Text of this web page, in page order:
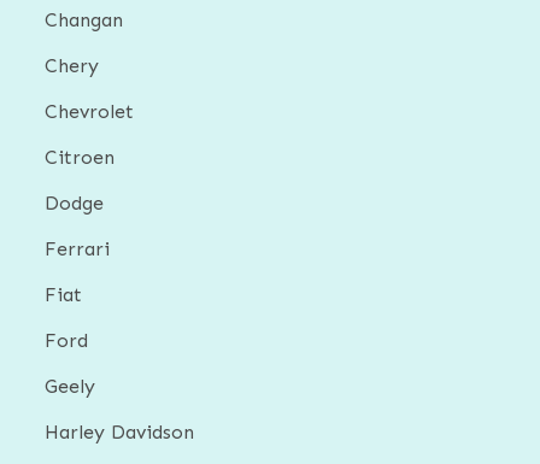
Changan
Chery
Chevrolet
Citroen
Dodge
Ferrari
Fiat
Ford
Geely
Harley Davidson